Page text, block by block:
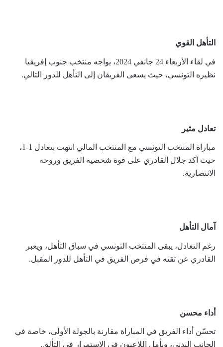
التأهل القوي
في لقاء الأربعاء 24 جانفي 2024، يواجه منتخب جنوب إفريقيا
نظيره التونسي، حيث يسعى الفريقان إلى التأهل للدور التالي.
تعادل مثير
مباراة المنتخب التونسي مع المنتخب المالي انتهت بتعادل 1-1،
حيث أكد جلال القادري على قوة شخصية الفريق وروحه
الانتصارية.
آمال التأهل
رغم التعادل، يبقى المنتخب التونسي في سباق التأهل، ويعبر
القادري عن ثقته في فرص الفريق في التأهل للدور المقبل.
أداء محسن
تحسّن أداء الفريق في المباراة مقارنة بالجولة الأولى، خاصة في
الجانب البدني، ويأمل اللاعبون في الاستمرار في التألق.